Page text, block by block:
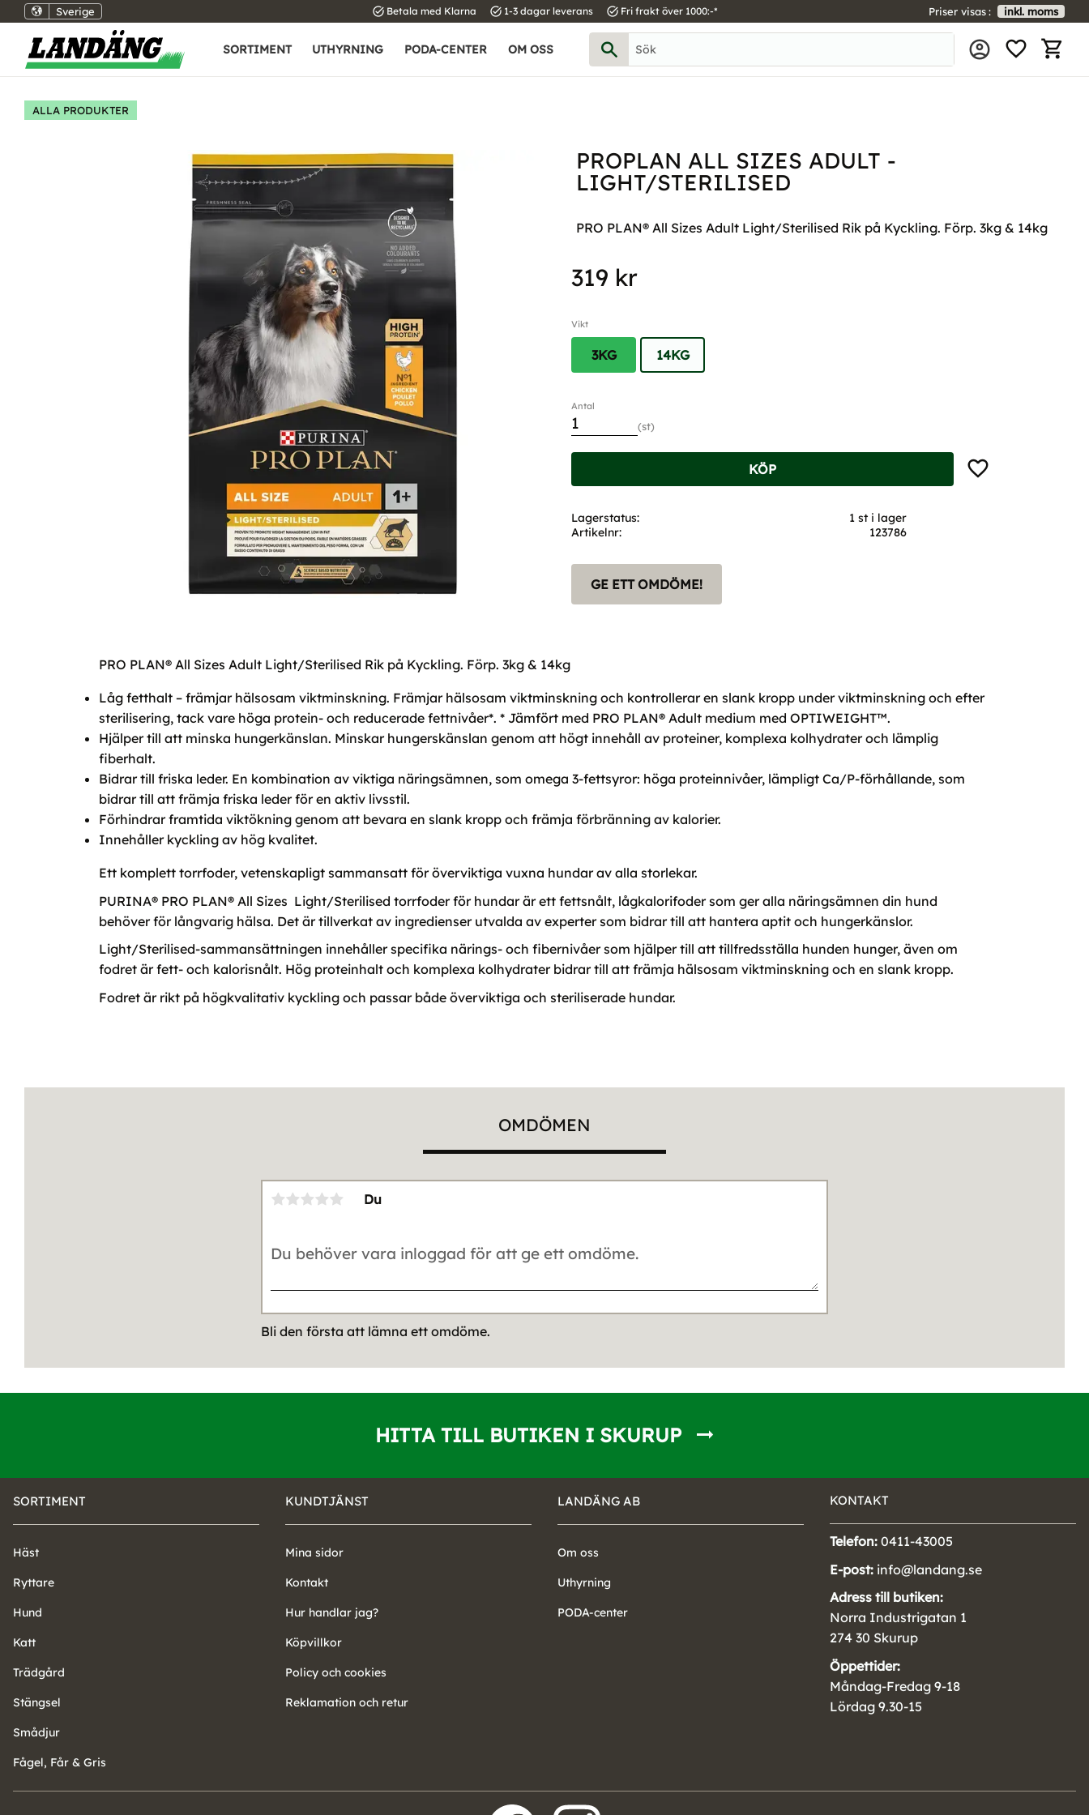
Sverige task_alt Betala med Klarna task_alt 1-3 dagar leverans task_alt Fri frakt över 1000:-* Priser visas inkl. moms
SORTIMENT UTHYRNING PODA-CENTER OM OSS
ALLA PRODUKTER
PROPLAN ALL SIZES ADULT -
LIGHT/STERILISED
PRO PLAN® All Sizes Adult Light/Sterilised Rik på Kyckling. Förp. 3kg & 14kg
319 kr
Vikt
3KG 14KG
Antal
st
KÖP Lägg till i favoriter
Lagerstatus
1 st i lager
Artikelnr
123786
GE ETT OMDÖME!
PRO PLAN® All Sizes Adult Light/Sterilised Rik på Kyckling. Förp. 3kg & 14kg
Låg fetthalt – främjar hälsosam viktminskning. Främjar hälsosam viktminskning och kontrollerar en slank kropp under viktminskning och efter
sterilisering, tack vare höga protein- och reducerade fettnivåer*. * Jämfört med PRO PLAN® Adult medium med OPTIWEIGHT™.
Hjälper till att minska hungerkänslan. Minskar hungerskänslan genom att högt innehåll av proteiner, komplexa kolhydrater och lämplig
fiberhalt.
Bidrar till friska leder. En kombination av viktiga näringsämnen, som omega 3-fettsyror: höga proteinnivåer, lämpligt Ca/P-förhållande, som
bidrar till att främja friska leder för en aktiv livsstil.
Förhindrar framtida viktökning genom att bevara en slank kropp och främja förbränning av kalorier.
Innehåller kyckling av hög kvalitet.
Ett komplett torrfoder, vetenskapligt sammansatt för överviktiga vuxna hundar av alla storlekar.
PURINA® PRO PLAN® All Sizes Light/Sterilised torrfoder för hundar är ett fettsnålt, lågkalorifoder som ger alla näringsämnen din hund
behöver för långvarig hälsa. Det är tillverkat av ingredienser utvalda av experter som bidrar till att hantera aptit och hungerkänslor.
Light/Sterilised-sammansättningen innehåller specifika närings- och fibernivåer som hjälper till att tillfredsställa hunden hunger, även om
fodret är fett- och kalorisnålt. Hög proteinhalt och komplexa kolhydrater bidrar till att främja hälsosam viktminskning och en slank kropp.
Fodret är rikt på högkvalitativ kyckling och passar både överviktiga och steriliserade hundar.
OMDÖMEN
Du
Bli den första att lämna ett omdöme.
HITTA TILL BUTIKEN I SKURUP
SORTIMENT
Häst
Ryttare
Hund
Katt
Trädgård
Stängsel
Smådjur
Fågel, Får & Gris
KUNDTJÄNST
Mina sidor
Kontakt
Hur handlar jag?
Köpvillkor
Policy och cookies
Reklamation och retur
LANDÄNG AB
Om oss
Uthyrning
PODA-center
KONTAKT
Telefon: 0411-43005
E-post: info@landang.se
Adress till butiken:
Norra Industrigatan 1
274 30 Skurup
Öppettider:
Måndag-Fredag 9-18
Lördag 9.30-15